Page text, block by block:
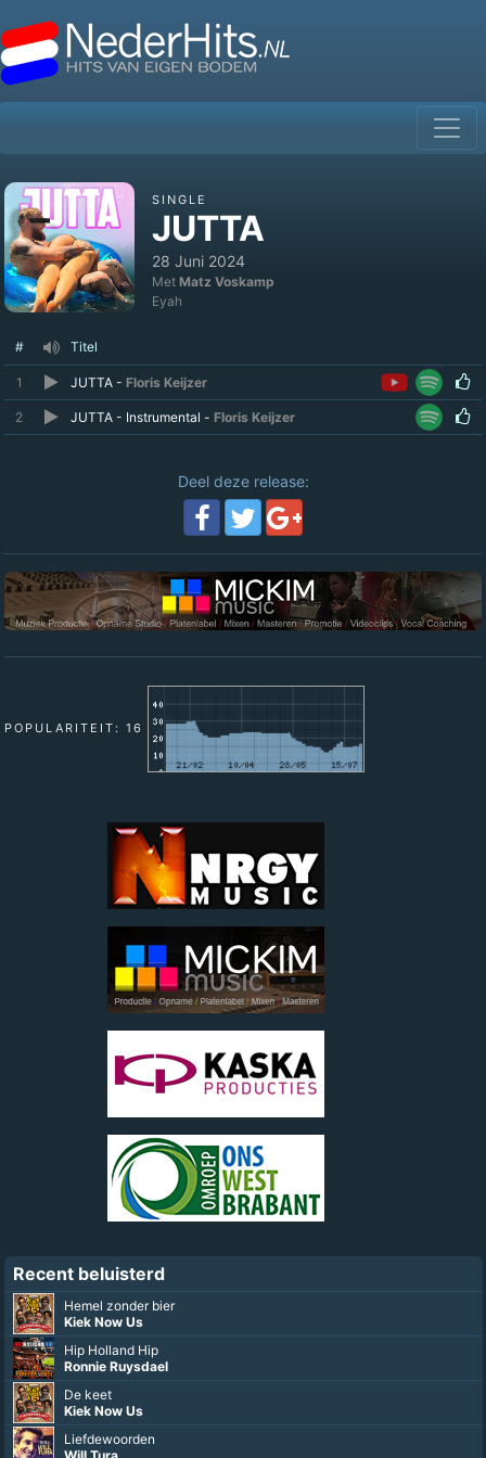
SINGLE
JUTTA
28 Juni 2024
Met Matz Voskamp
Eyah
# Titel
1 JUTTA - Floris Keijzer
2 JUTTA - Instrumental - Floris Keijzer
Deel deze release:
POPULARITEIT: 16
Recent beluisterd
Hemel zonder bier
Kiek Now Us
Hip Holland Hip
Ronnie Ruysdael
De keet
Kiek Now Us
Liefdewoorden